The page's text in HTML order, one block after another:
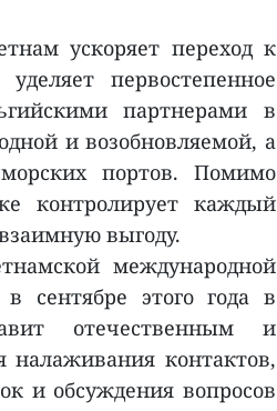
ускоряет переход к
первостепенное
партнерами в
и возобновляемой, а
портов. Помимо
контролирует каждый
выгоду.
международной
сентябре этого года в
отечественным и
контактов,
и обсуждения вопросов